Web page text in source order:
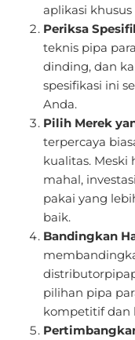
aplikasi khusus
Periksa
teknis pipa
dinding, dan
spesifikasi ini
Anda.
Pilih Merek
terpercaya
kualitas.
mahal,
pakai yang
baik.
Bandingkan
pilihan pipa
kompetitif dan